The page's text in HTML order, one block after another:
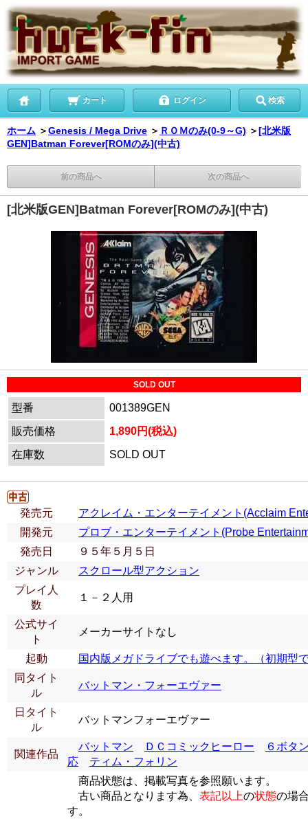
カート ログイン 検索
ホーム ＞Genesis / Mega Drive ＞ ＲＯＭのみ(0-9～G) ＞[北米版
GEN]Batman Forever[ROMのみ](中古)
前の商品へ 次の商品へ
[北米版GEN]Batman Forever[ROMのみ](中古)
SOLD OUT
型番
001389GEN
販売価格
1,890円(税込)
在庫数
SOLD OUT
発売元
アクレイム・エンターテイメント(Acclaim
開発元
プロブ・エンターテイメント(Probe
発売日
９５年５月５日
ジャンル
スクロール型アクション
プレイ人
数
１－２人用
公式サイ
ト
メーカーサイトなし
起動
国内版メガドライブでも遊べます。（初期型
同タイト
ル
バットマン・フォーエヴァー
日タイト
ル
バットマンフォーエヴァー
関連作品
バットマン ＤＣコミックヒーロー
６ボタ
応
ティム・フォリン
商品状態は、掲載写真を参照願います。
古い商品となります為、 表記以上の状態の場
す。